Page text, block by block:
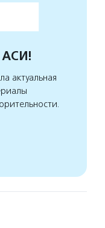
АСИ!
актуальная